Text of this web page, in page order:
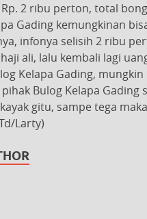
Rp. 2 ribu perton, total
Gading kemungkinan
infonya selisih 2 ribu
ali, lalu kembali lagi
Kelapa Gading,
Bulog Kelapa Gading
gitu, sampe tega
Larty)